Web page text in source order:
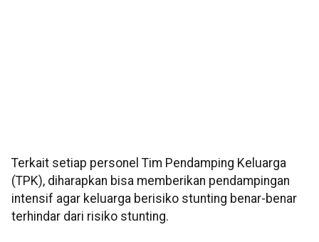
Terkait setiap personel Tim Pendamping Keluarga
(TPK), diharapkan bisa memberikan pendampingan
intensif agar keluarga berisiko stunting benar-benar
terhindar dari risiko stunting.